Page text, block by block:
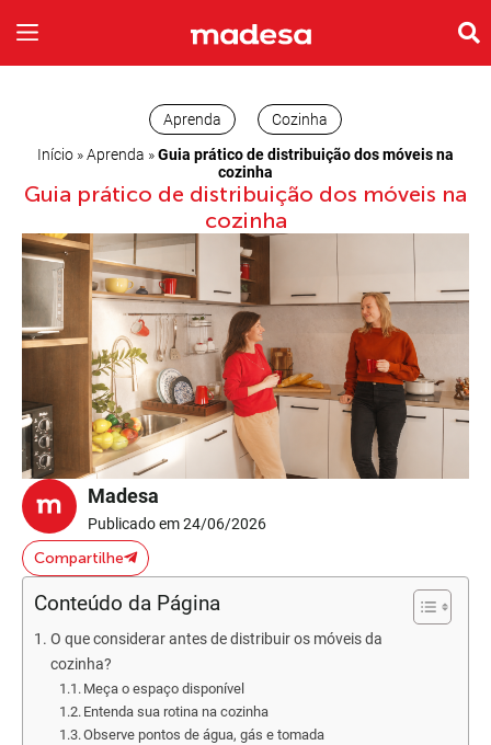
Início »Aprenda »Guia prático de distribuição dos móveis na
cozinha
Aprenda Cozinha
Guia prático de distribuição dos móveis na
cozinha
Madesa
Publicado em 24/06/2026
Compartilhe
Conteúdo da Página
O que considerar antes de distribuir os móveis da
cozinha?
Meça o espaço disponível
Entenda sua rotina na cozinha
Observe pontos de água, gás e tomada